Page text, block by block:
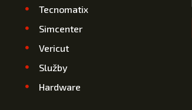
Tecnomatix
Simcenter
Vericut
Služby
Hardware